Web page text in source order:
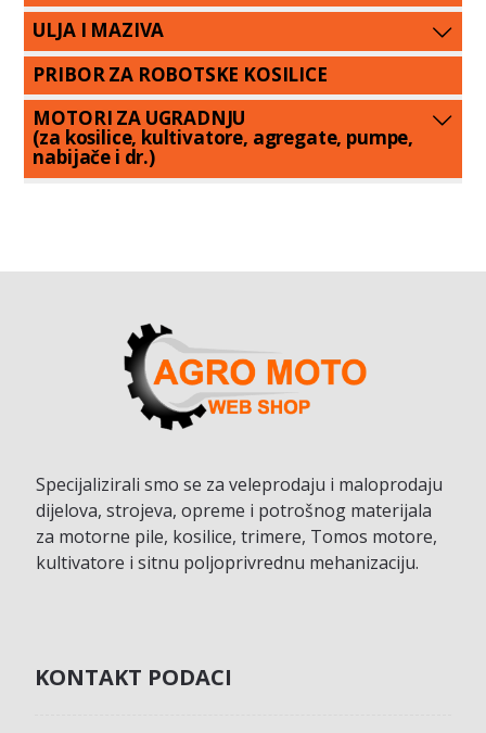
ULJA I MAZIVA
PRIBOR ZA ROBOTSKE KOSILICE
MOTORI ZA UGRADNJU
(za kosilice, kultivatore, agregate, pumpe,
nabijače i dr.)
Specijalizirali smo se za veleprodaju i maloprodaju
dijelova, strojeva, opreme i potrošnog materijala
za motorne pile, kosilice, trimere, Tomos motore,
kultivatore i sitnu poljoprivrednu mehanizaciju.
KONTAKT PODACI